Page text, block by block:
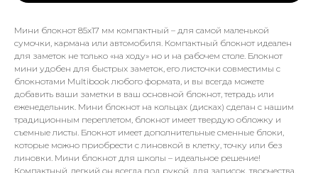
Мини блокнот 85х17 мм компактный – для самой маленькой
сумочки, кармана или автомобиля. Компактный блокнот идеален
для заметок не только «на ходу» но и на рабочем столе. Блокнот
мини удобен для быстрых заметок, его листочки совместимы с
блокнотами Multibook любого формата, и вы всегда можете
добавить ваши заметки в ваш основной блокнот, тетрадь или
еженедельник. Мини блокнот на кольцах (дисках) сделан с нашим
традиционным переплетом, блокнот имеет твердую обложку и
съемные листы. Блокнот имеет дополнительные сменные блоки,
которые можно приобрести с линовкой в клетку, точку или без
линовки. Мини блокнот для школы – идеальное решение!
Компактный, легкий он всегда под рукой, для записок, творчества,